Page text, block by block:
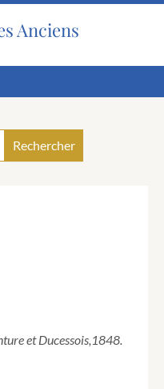
Anciens
et Ducessois,1848.